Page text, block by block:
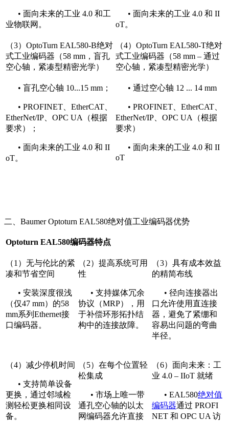
• 面向未来的工业 4.0 和工
业物联网。
• 面向未来的工业 4.0 和 II
oT。
（3）OptoTurn EAL580-B绝对
式工业编码器（58 mm，盲孔
空心轴，紧凑型精密光学）
（4）OptoTurn EAL580-T绝对
式工业编码器（58 mm – 通过
空心轴，紧凑型精密光学）
• 盲孔空心轴 10...15 mm；
• PROFINET、EtherCAT、
EtherNet/IP、OPC UA（根据
要求）；
• 面向未来的工业 4.0 和 II
oT。
• 通过空心轴 12 ... 14 mm
• PROFINET、EtherCAT、
EtherNet/IP、OPC UA（根据
要求）
• 面向未来的工业 4.0 和 II
oT
二、Baumer Optoturn EAL580绝对值工业编码器优势
Optoturn EAL580编码器特点
（1）无与伦比的紧
凑和节省空间
• 安装深度很浅
（仅47 mm）的58
mm系列Ethernet接
口编码器。
（2）提高系统可用
性
• 支持媒体冗余
协议（MRP），用
于补偿环形拓扑结
构中的连接故障。
（3）具有成本效益
的精简布线
• 径向连接器出
口允许使用直连接
器，避免了紧绷和
容易出问题的弯曲
半径。
（4）减少停机时间
• 支持简单设备
更换，通过邻域检
测轻松更换相同设
备。
（5）在每个位置轻
松集成
• 市场上唯一带
通孔空心轴的以太
网编码器允许直接
（6）面向未来：工
业 4.0 – IIoT 就绪
• EAL580绝对值
编码器通过 PROFI
NET 和 OPC UA 访